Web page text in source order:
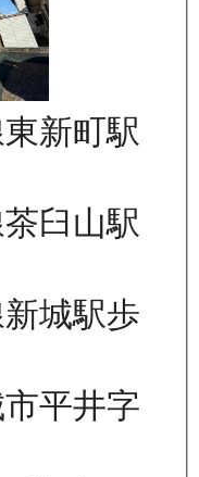
新町駅
臼山駅
城駅歩
平井字